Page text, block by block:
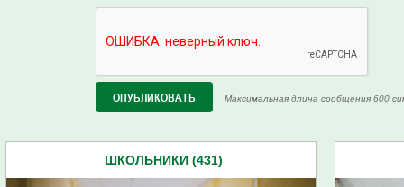
Максимальная длина сообщения 600
ШКОЛЬНИКИ (431)